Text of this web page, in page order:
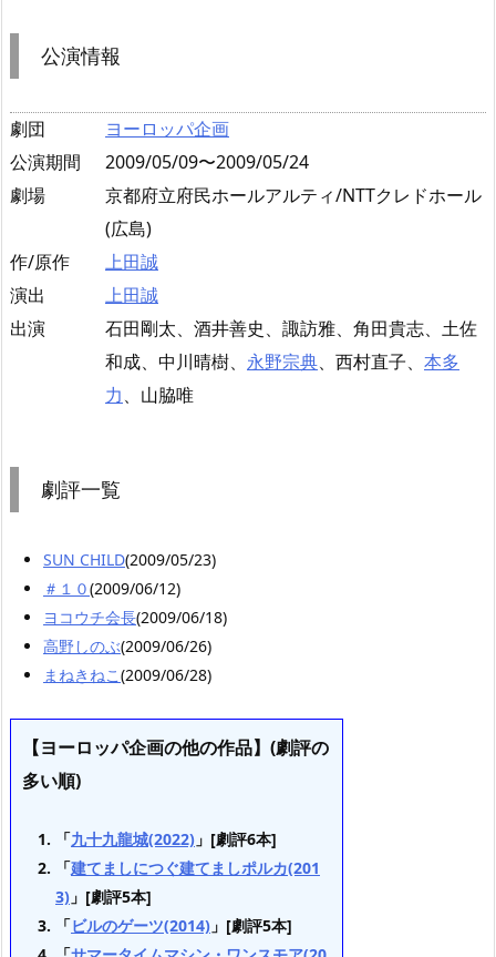
公演情報
劇団
ヨーロッパ企画
公演期間
2009/05/09〜2009/05/24
劇場
京都府立府民ホールアルティ/NTTクレドホール
(広島)
作/原作
上田誠
演出
上田誠
出演
石田剛太、酒井善史、諏訪雅、角田貴志、土佐
和成、中川晴樹、 永野宗典、西村直子、 本多
力、山脇唯
劇評一覧
SUN CHILD(2009/05/23)
＃１０(2009/06/12)
ヨコウチ会長(2009/06/18)
高野しのぶ(2009/06/26)
まねきねこ(2009/06/28)
【ヨーロッパ企画の他の作品】(劇評の
多い順)
「九十九龍城(2022) 」[劇評6本]
「建てましにつぐ建てましポルカ(201
3) 」[劇評5本]
「ビルのゲーツ(2014) 」[劇評5本]